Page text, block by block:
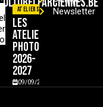
Ateliers
Les
ateliers
photo
2026-
2027
09/09/2026
Newsletter